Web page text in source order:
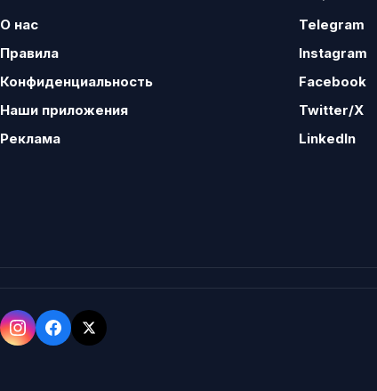
О нас
Правила
Конфиденциальность
Наши приложения
Реклама
Telegram
Instagram
Facebook
Twitter/X
LinkedIn